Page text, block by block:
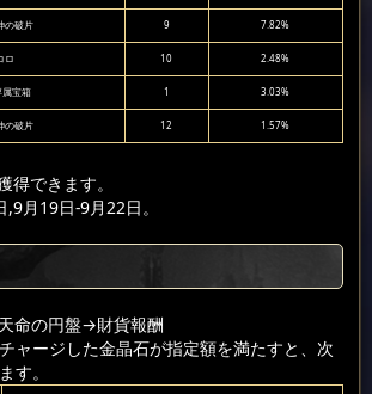
の破片 9 7.82%
ロ 10 2.48%
属宝箱 1 3.03%
の破片 12 1.57%
できます。
月19日-9月22日。
命の円盤→財貨報酬
ャージした金晶石が指定額を満たすと、次
す。